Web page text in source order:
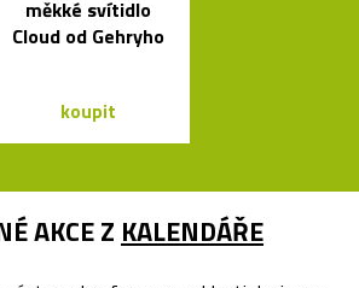
měkké svítidlo
Cloud od Gehryho
koupit
AKCE Z KALENDÁŘE